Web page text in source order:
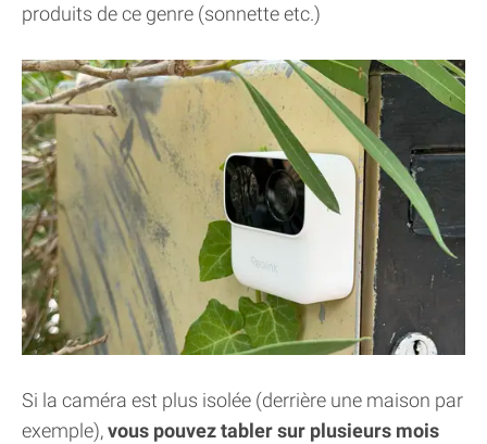
produits de ce genre (sonnette etc.)
Si la caméra est plus isolée (derrière une maison par
exemple),vous pouvez tabler sur plusieurs mois